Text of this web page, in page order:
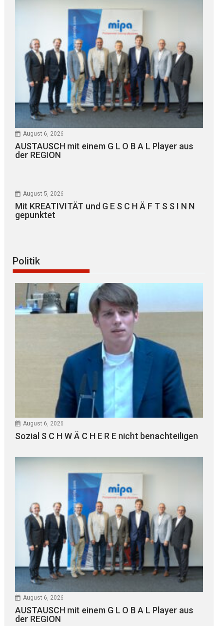
August 6, 2026
AUSTAUSCH mit einem G L O B A L Player aus
der REGION
August 5, 2026
Mit KREATIVITÄT und G E S C H Ä F T S S I N N
gepunktet
Politik
August 6, 2026
Sozial S C H W Ä C H E R E nicht benachteiligen
August 6, 2026
AUSTAUSCH mit einem G L O B A L Player aus
der REGION